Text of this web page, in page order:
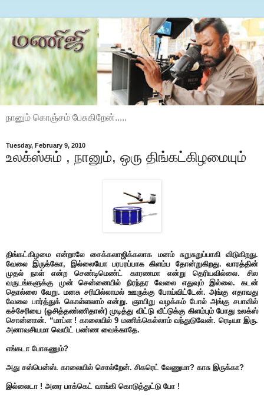
நானும் கொஞ்சம் பேசுகிறேன்.....
Tuesday, February 9, 2010
உலக்ஸ்சும் , நானும், ஒரு திங்கட்கிழமையும்
திங்கட்கிழமை என்றாலே சைக்கலாஜிக்கலாக மனம் சுறுசுறுப்பாகி விடுகிறது.
வேலை இருக்கோ, இல்லையோ பரபரப்பாக கிளம்ப தோன்றுகிறது. வாரத்தின்
முதல் நாள் என்ற செண்டிமெண்ட் காரணமா என்று தெரியவில்லை. சில
வருடங்களுக்கு முன் சென்னையில் நிரந்தர வேலை எதுவும் இல்லை. கடன்
தொல்லை வேறு. மனசு சரியில்லாமல் ஊருக்கு போய்விட்டேன். அங்கு எதாவது
வேலை பார்த்துக் கொள்ளலாம் என்று. ஞாயிறு வழக்கம் போல் அங்கு சபாவில்
கச்சேரியை (ஓசித்தண்ணிதான்) முடித்து விட்டு வீட்டுக்கு கிளம்பும் போது உலக்ஸ்
சொன்னான். “மாப்ள ! காலையில் 9 மணிக்கெல்லாம் வந்துடுவேன். ரெடியா இரு.
அனாவசியமா வெயிட் பண்ண வைக்காதே.
எங்கடா போகணும்?
அது சஸ்பென்ஸ். காலையில் சொல்றேன். சிகரெட் வேணுமா? காசு இருக்கா?
இல்லைடா ! அரை பாக்கெட் வாங்கி கொடுத்துட்டு போ !